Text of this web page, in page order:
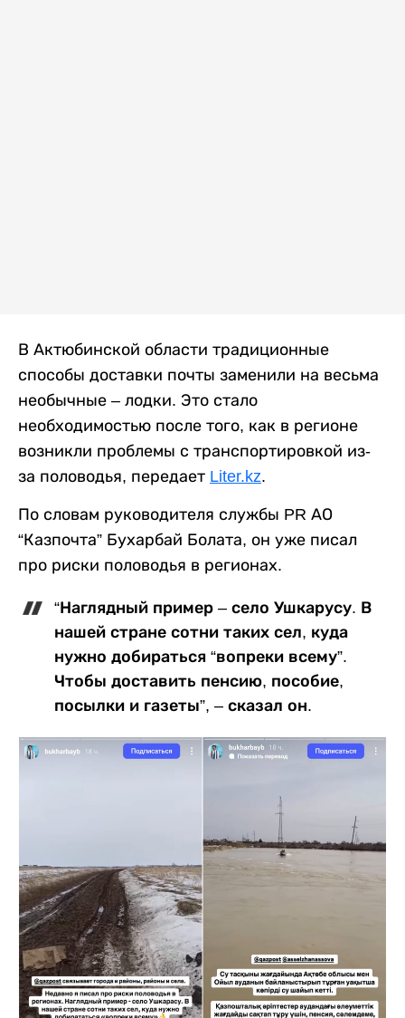
В Актюбинской области традиционные
способы доставки почты заменили на весьма
необычные – лодки. Это стало
необходимостью после того, как в регионе
возникли проблемы с транспортировкой из-
за половодья, передает Liter.kz.
По словам руководителя службы PR АО
“Казпочта” Бухарбай Болата, он уже писал
про риски половодья в регионах.
“Наглядный пример – село Ушкарусу. В
нашей стране сотни таких сел, куда
нужно добираться “вопреки всему”.
Чтобы доставить пенсию, пособие,
посылки и газеты”, – сказал он.